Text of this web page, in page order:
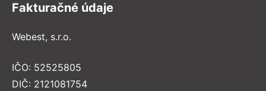
Fakturačné údaje
Webest, s.r.o.
IČO: 52525805
DIČ: 2121081754